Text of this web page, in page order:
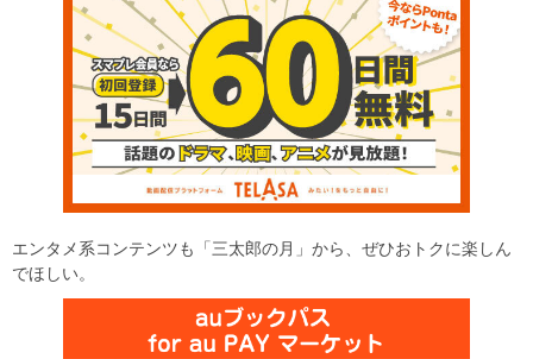
エンタメ系コンテンツも「三太郎の月」から、ぜひおトクに楽しん
でほしい。